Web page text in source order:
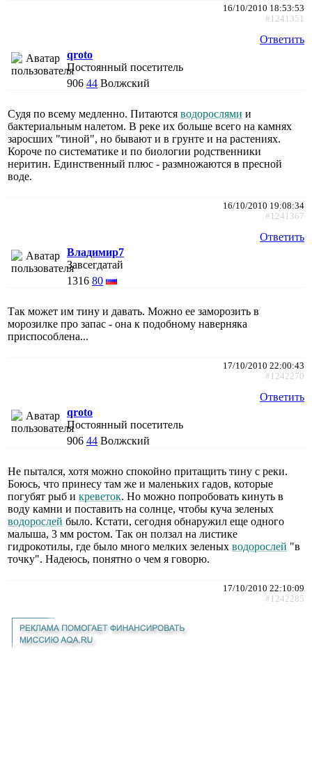
16/10/2010 18:53:53
#1241351
Ответить
qroto
Постоянный посетитель
906 44 Волжский
Судя по всему медленно. Питаются водорослями и
бактериальным налетом. В реке их больше всего на камнях
заросших "тиной", но бывают и в грунте и на растениях.
Короче по систематике и по биологии родственники
неритин. Единственный плюс - размножаются в пресной
воде.
16/10/2010 19:08:34
#1241367
Ответить
Владимир7
Завсегдатай
1316 80
Так может им тину и давать. Можно ее заморозить в
морозилке про запас - она к подобному наверняка
приспособлена...
17/10/2010 22:00:43
#1242270
Ответить
qroto
Постоянный посетитель
906 44 Волжский
Не пытался, хотя можно спокойно притащить тину с реки.
Боюсь, что принесу там же и маленьких гадов, которые
погубят рыб и креветок. Но можно попробовать кинуть в
воду камни и поставить на солнце, чтобы куча зеленых
водорослей было. Кстати, сегодня обнаружил еще одного
малыша, 3 мм ростом. Так он ползал на листике
гидрокотилы, где было много мелких зеленых водорослей "в
точку". Надеюсь, понятно о чем я говорю.
17/10/2010 22:10:09
#1242285